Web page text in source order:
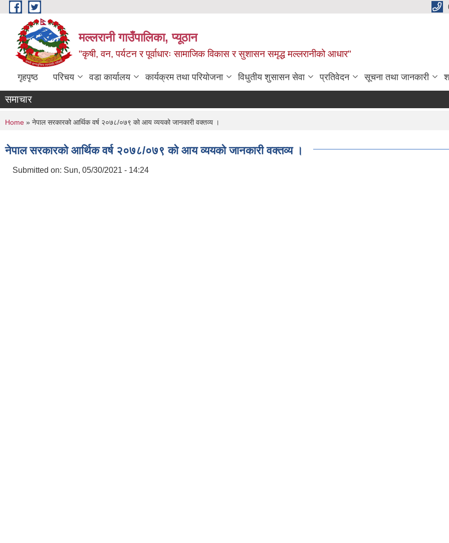
Skip to main content
मल्लरानी गाउँपालिका, प्यूठान
"कृषी, वन, पर्यटन र पूर्वाधारः सामाजिक विकास र सुशासन समृद्ध मल्लरानीको आधार"
गृहपृष्ठ परिचय वडा कार्यालय कार्यक्रम तथा परियोजना विधुतीय शुसासन सेवा प्रतिवेदन सूचना तथा जानकारी
समाचार
You are here
Home » नेपाल सरकारको आर्थिक वर्ष २०७८/०७९ को आय व्ययको जानकारी वक्तव्य ।
नेपाल सरकारको आर्थिक वर्ष २०७८/०७९ को आय व्ययको जानकारी वक्तव्य ।
Submitted on: Sun, 05/30/2021 - 14:24